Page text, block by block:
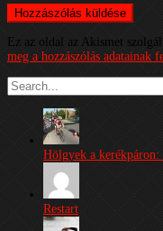
Ez az oldal az Akismet
meg a hozzászólás adatainak
Hölgyek a kerékpáron:
Restart